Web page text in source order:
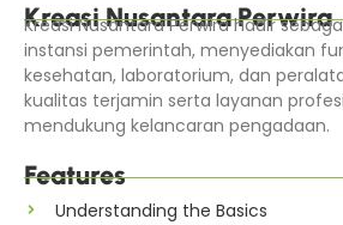
Kreasi Nusantara Perwira
Kreasi Nusantara Perwira hadir
instansi pemerintah, menyediakan
kesehatan, laboratorium, dan
kualitas terjamin serta layanan
mendukung kelancaran pengadaan.
Features
Understanding the Basics